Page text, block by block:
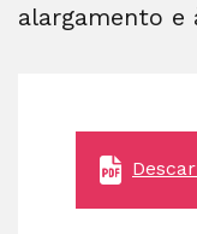
alargamento e